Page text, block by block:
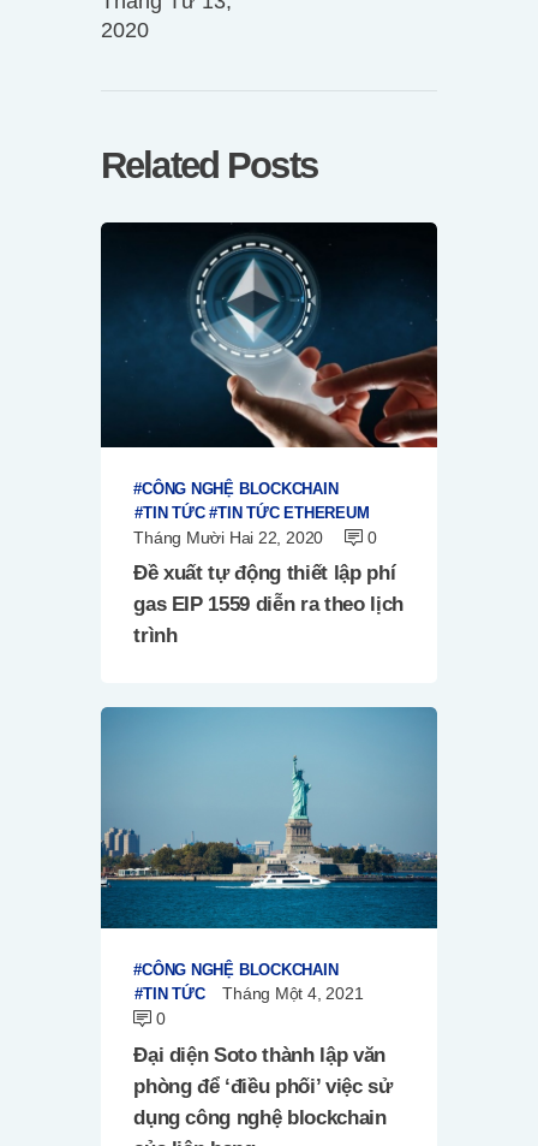
2020
Related Posts
CÔNG NGHỆ BLOCKCHAIN
TIN TỨC
TIN TỨC ETHEREUM
Tháng Mười Hai 22, 2020 0
Đề xuất tự động thiết lập phí
gas EIP 1559 diễn ra theo lịch
trình
CÔNG NGHỆ BLOCKCHAIN
TIN TỨC
Tháng Một 4, 2021
0
Đại diện Soto thành lập văn
phòng để ‘điều phối’ việc sử
dụng công nghệ blockchain